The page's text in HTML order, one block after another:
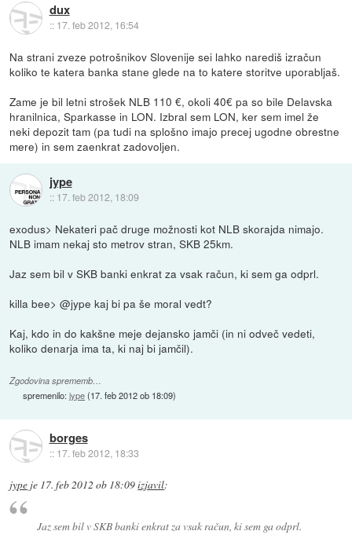
dux
:: 17. feb 2012, 16:54
Na strani zveze potrošnikov Slovenije sei lahko narediš izračun
koliko te katera banka stane glede na to katere storitve uporabljaš.
Zame je bil letni strošek NLB 110 €, okoli 40€ pa so bile Delavska
hranilnica, Sparkasse in LON. Izbral sem LON, ker sem imel že
neki depozit tam (pa tudi na splošno imajo precej ugodne obrestne
mere) in sem zaenkrat zadovoljen.
jype
:: 17. feb 2012, 18:09
exodus> Nekateri pač druge možnosti kot NLB skorajda nimajo.
NLB imam nekaj sto metrov stran, SKB 25km.
Jaz sem bil v SKB banki enkrat za vsak račun, ki sem ga odprl.
killa bee> @jype kaj bi pa še moral vedt?
Kaj, kdo in do kakšne meje dejansko jamči (in ni odveč vedeti,
koliko denarja ima ta, ki naj bi jamčil).
Zgodovina sprememb…
spremenilo:jype(17. feb 2012 ob 18:09)
borges
:: 17. feb 2012, 18:33
jype je 17. feb 2012 ob 18:09izjavil:
Jaz sem bil v SKB banki enkrat za vsak račun, ki sem ga odprl.